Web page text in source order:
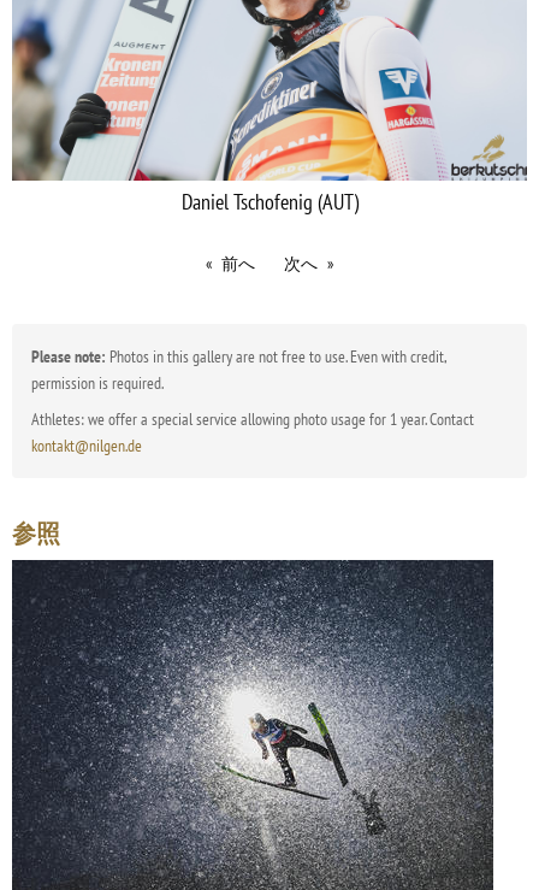
Daniel Tschofenig (AUT)
前へ 次へ
Please note: Photos in this gallery are not free to use. Even with credit,
permission is required.
Athletes: we offer a special service allowing photo usage for 1 year. Contact
kontakt@nilgen.de
参照